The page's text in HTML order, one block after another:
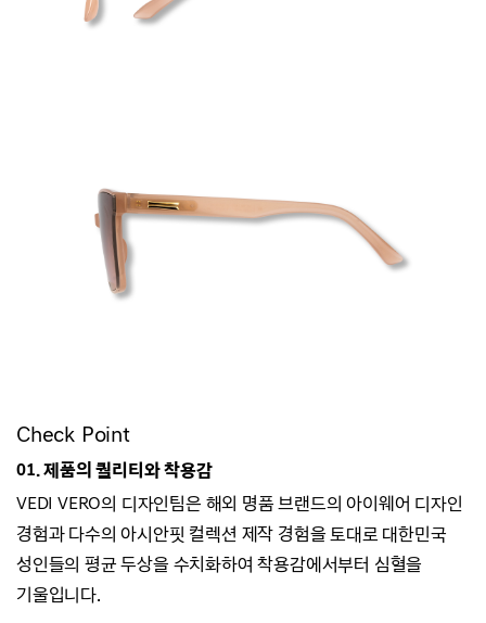
Check Point
01. 제품의 퀄리티와 착용감
VEDI VERO의 디자인팀은 해외 명품 브랜드의 아이웨어 디자인
경험과 다수의 아시안핏 컬렉션 제작 경험을 토대로 대한민국
성인들의 평균 두상을 수치화하여착용감에서부터 심혈을
기울입니다.